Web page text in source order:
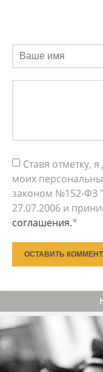
Ставя отметку,
моих
законом №152-ФЗ
27.07.2006 и
соглашения.*
ОСТАВИТЬ